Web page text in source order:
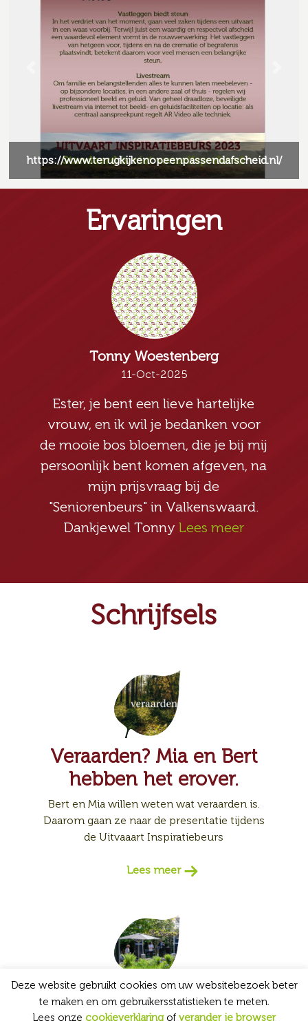
https://www.terugkijkenopeenpassendafscheid.nl/
Ervaringen
Tonny Woestenberg
11-Oct-2025
Ester, je bent een lieve hartelijke
vrouw, en ik wil je bedanken voor
de mooie bos bloemen, die je bij mij
persoonlijk bent komen afgeven, na
mijn prijsvraag bij de
"Seniorenbeurs" in Valkenswaard.
Dankjewel TonnyLees meer
Schrijfsels
Veraarden? Mia en Bert
hebben het erover.
Bert en Mia willen weten wat veraarden is.
Daarom gaan ze naar de presentatie tijdens
de Uitvaaart Inspiratiebeurs
Lees meer
Na de beurs
Deze website gebruikt cookies om uw websitebezoek beter
te maken en om gebruikersstatistieken te meten.
Lees onze cookieverklaringof verander je browser